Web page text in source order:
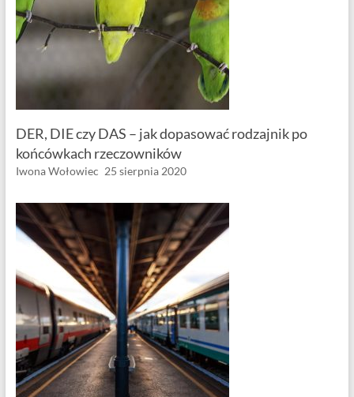
DER, DIE czy DAS – jak dopasować rodzajnik po
końcówkach rzeczowników
Iwona Wołowiec 25 sierpnia 2020